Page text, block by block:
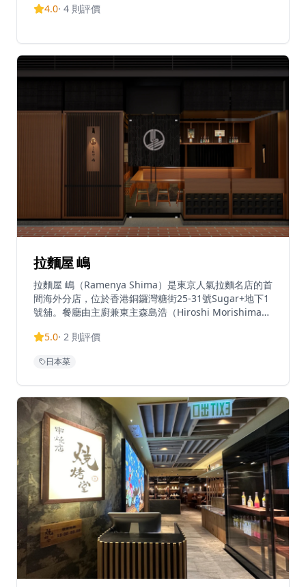
以其卓越的品質和口感而聞名。餐廳提供約90分鐘的正
理，突顯了他們在鰻魚料理方面數十年的專業知識。
4.0· 4 則評價
拉麵屋 嶋
拉麵屋 嶋（Ramenya Shima）是東京人氣拉麵名店的首
間海外分店，位於香港銅鑼灣糖街25-31號Sugar+地下1
號舖。餐廳由主廚兼東主森島浩（Hiroshi Morishima）
年）在日本美食評鑑網站Tabelog位列東京拉麵前三名，
京拉麵年度最佳新人大獎」，並於2022年及2025年獲得
牌清湯系（淡麗系）湯底：醬油拉麵以特調醬油調製，層
次豐富；白醬油拉麵以白松露油及黑松露醬提升鹽與醬油
的微妙平衡；鹽味拉麵則以鹽為基底，突顯食材的天然鮮
味。每款湯底均以近30種優質食材熬製，包括日本雞、
帶子、蜆、熟成鰹魚片、鯛魚頭、昆布及新鮮蔬菜，鮮味
層次豐富而不失清雅。麵條每日以五種麵粉人手製作，不
含添加劑，口感爽滑彈牙。每碗拉麵均配以四款叉燒，以
及每日新鮮製作的蝦雲吞及豬肉雲吞。餐廳面積約1,200
平方呎，僅設24個座位，以現代日式簡約風格為主調，
融合暖木色調、吧台座位及入口處的傳統暖簾，營造出溫
馨舒適的用餐氛圍。餐廳逢星期一至日上午11時30分至
晚上9時30分營業。拉麵屋 嶋位於香港銅鑼灣糖街25-31
號Sugar+地下1號舖。
5.0· 2 則評價
日本菜